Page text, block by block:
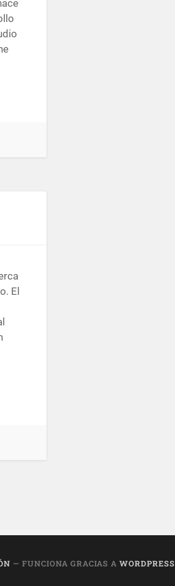
El
— FUNCIONA GRACIAS AWORDPRESS